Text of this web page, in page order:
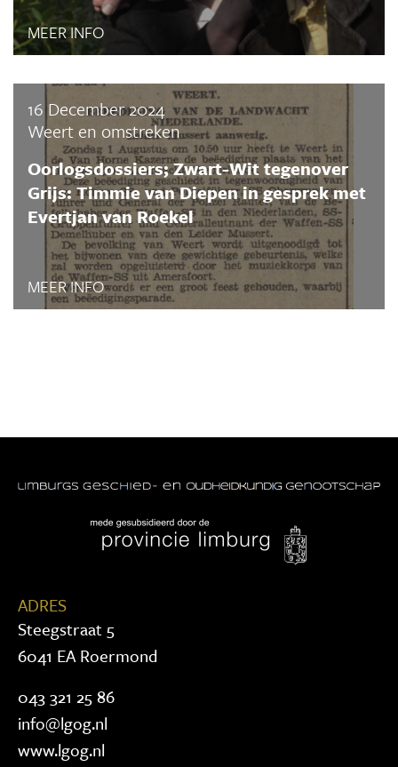
MEER INFO
16 December 2024
Weert en omstreken
Oorlogsdossiers; Zwart-Wit tegenover
Grijs: Timmie van Diepen in gesprek met
Evertjan van Roekel
MEER INFO
ADRES
Steegstraat 5
6041 EA Roermond
043 321 25 86
info@lgog.nl
www.lgog.nl